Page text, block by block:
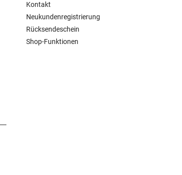
Kontakt
Neukundenregistrierung
Rücksendeschein
Shop-Funktionen